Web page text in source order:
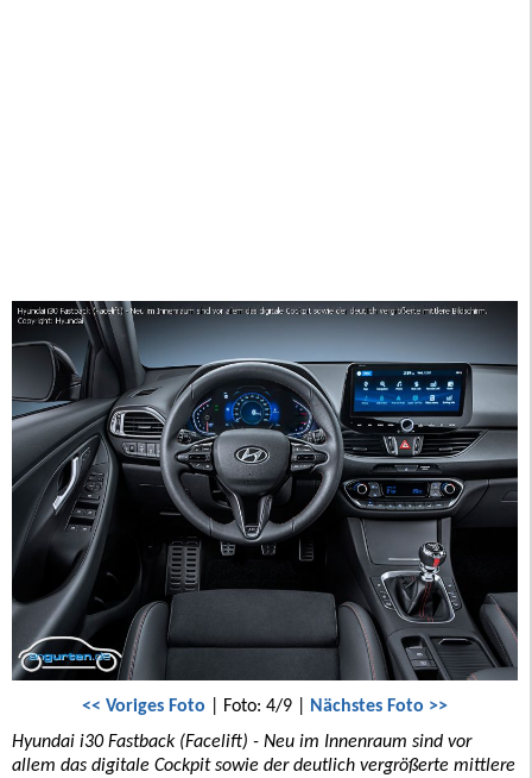
<< Voriges Foto | Foto: 4/9 | Nächstes Foto >>
Hyundai i30 Fastback (Facelift) - Neu im Innenraum sind vor
allem das digitale Cockpit sowie der deutlich vergrößerte mittlere